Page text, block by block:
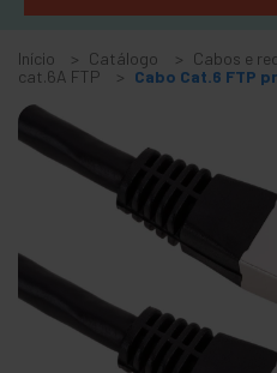
Acessórios FireWire
+
Adaptador Bluetooth e
+
Porta paralela
+
Interface serial
Cabo e adaptador MIDI
+
Cabos e acessórios USB
+
Cabos CISCO
Início Catálogo Cabos e
cat.6A FTP
Cabo Cat.6 FTP